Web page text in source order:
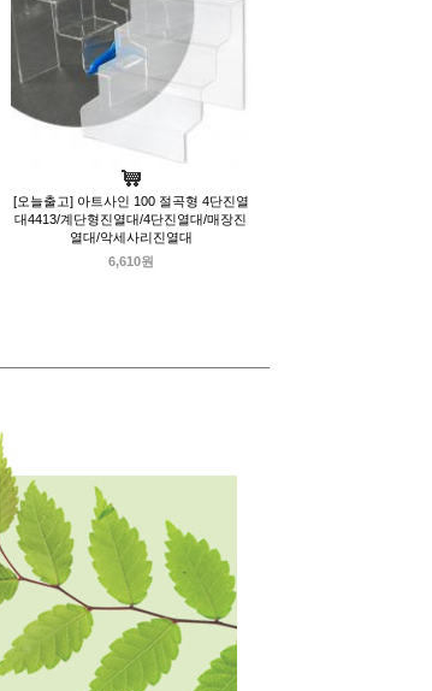
[오늘출고] 아트사인 100 절곡형 4단진열
대4413/계단형진열대/4단진열대/매장진
열대/악세사리진열대
6,610원